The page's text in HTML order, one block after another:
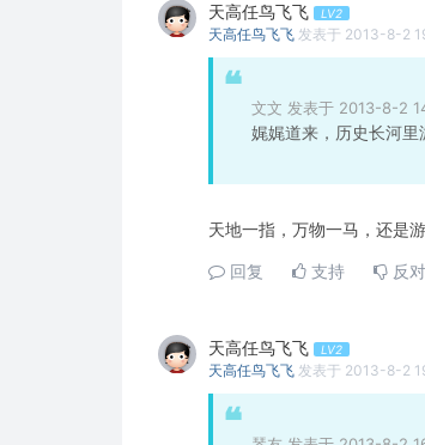
天高任鸟飞飞 LV2
天高任鸟飞飞 发表于 2013-8-2
文文 发表于 2013-8-2
娓娓道来，历史长河里
天地一指，万物一马，还是
回复 支持 反对
天高任鸟飞飞 LV2
天高任鸟飞飞 发表于 2013-8-2